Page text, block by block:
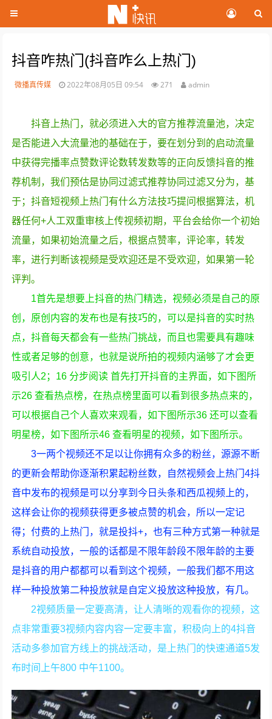
抖音咋热门(抖音咋么上热门)
微播真传媒 2022年08月05日 09:54 271 admin
抖音上热门，就必须进入大的官方推荐流量池，决定
是否能进入大流量池的基础在于，要在划分到的启动流量
中获得完播率点赞数评论数转发数等的正向反馈抖音的推
荐机制，我们预估是协同过滤式推荐协同过滤又分为，基
于；抖音短视频上热门有什么方法技巧提问根据算法，机
器任何+人工双重审核上传视频初期，平台会给你一个初始
流量，如果初始流量之后，根据点赞率，评论率，转发
率，进行判断该视频是受欢迎还是不受欢迎，如果第一轮
评判。
1首先是想要上抖音的热门精选，视频必须是自己的原
创，原创内容的发布也是有技巧的，可以是抖音的实时热
点，抖音每天都会有一些热门挑战，而且也需要具有趣味
性或者足够的创意，也就是说所拍的视频内涵够了才会更
吸引人2；16 分步阅读 首先打开抖音的主界面，如下图所
示26 查看热点榜，在热点榜里面可以看到很多热点来的，
可以根据自己个人喜欢来观看，如下图所示36 还可以查看
明星榜，如下图所示46 查看明星的视频，如下图所示。
3一两个视频还不足以让你拥有众多的粉丝，源源不断
的更新会帮助你逐渐积累起粉丝数，自然视频会上热门4抖
音中发布的视频是可以分享到今日头条和西瓜视频上的，
这样会让你的视频获得更多被点赞的机会，所以一定记
得；付费的上热门，就是投抖+，也有三种方式第一种就是
系统自动投放，一般的话都是不限年龄段不限年龄的主要
是抖音的用户都都可以看到这个视频，一般我们都不用这
样一种投放第二种投放就是自定义投放这种投放，有几。
2视频质量一定要高清，让人清晰的观看你的视频，这
点非常重要3视频内容内容一定要丰富，积极向上的4抖音
活动多参加官方线上的挑战活动，是上热门的快速通道5发
布时间上午800 中午1100。